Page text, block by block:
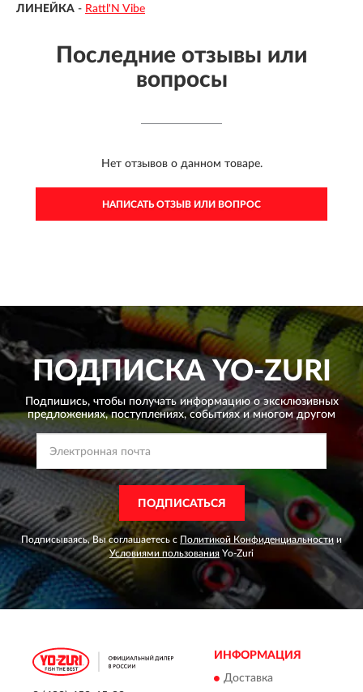
ЛИНЕЙКА - Rattl'N Vibe
Последние отзывы или
вопросы
Нет отзывов о данном товаре.
НАПИСАТЬ ОТЗЫВ ИЛИ ВОПРОС
ПОДПИСКАYO-ZURI
Подпишись, чтобы получать информацию о эксклюзивных
предложениях,поступлениях, событиях и многом другом
ПОДПИСАТЬСЯ
Подписываясь, Вы соглашаетесь с Политикой Конфиденциальности и
Условиями пользования Yo-Zuri
ИНФОРМАЦИЯ
Доставка